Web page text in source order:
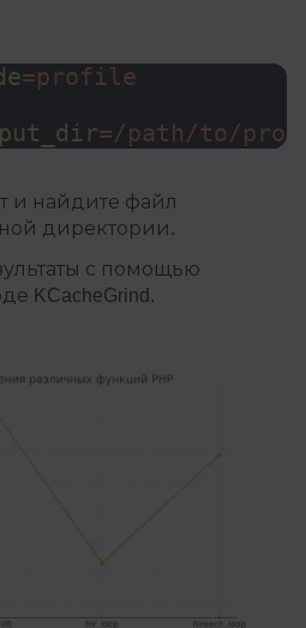
=profile
=/path/to/
и найдите файл
директории.
с помощью
KCacheGrind.